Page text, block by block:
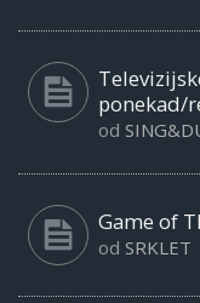
ponekad/
od
Game of
od SRKLET